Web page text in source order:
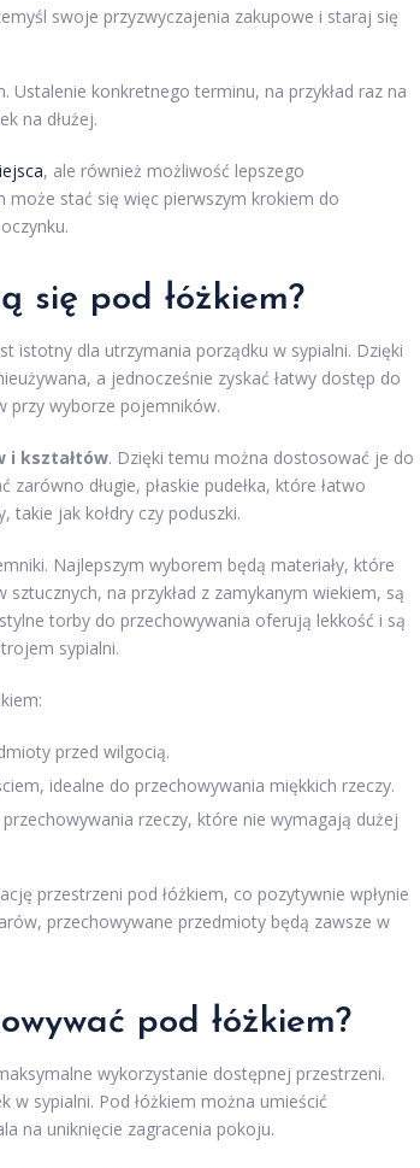
swoje przyzwyczajenia zakupowe i staraj się
konkretnego terminu, na przykład raz na
na dłużej.
, ale również możliwość lepszego
może stać się więc pierwszym krokiem do
się pod łóżkiem?
istotny dla utrzymania porządku w sypialni. Dzięki
a jednocześnie zyskać łatwy dostęp do
przy wyborze pojemników.
i kształtów. Dzięki temu można dostosować je do
długie, płaskie pudełka, które łatwo
takie jak kołdry czy poduszki.
Najlepszym wyborem będą materiały, które
na przykład z zamykanym wiekiem, są
torby do przechowywania oferują lekkość i są
sypialni.
przed wilgocią.
idealne do przechowywania miękkich rzeczy.
rzeczy, które nie wymagają dużej
przestrzeni pod łóżkiem, co pozytywnie wpłynie
przechowywane przedmioty będą zawsze w
pod łóżkiem?
wykorzystanie dostępnej przestrzeni.
w sypialni. Pod łóżkiem można umieścić
na uniknięcie zagracenia pokoju.